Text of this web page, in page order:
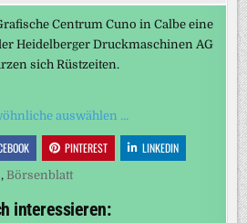
Centrum Cuno in Calbe eine
Heidelberger Druckmaschinen AG
sich Rüstzeiten.
auswählen …
PINTEREST LINKEDIN
, Börsenblatt
interessieren: